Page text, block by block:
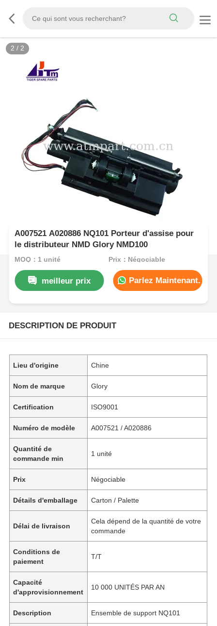
2 / 2
A007521 A020886 NQ101 Porteur d'assise pour
le distributeur NMD Glory NMD100
MOQ：1 unité Prix：Négociable
meilleur prix Parlez Maintenant.
DESCRIPTION DE PRODUIT
Lieu d'origine Chine
Nom de marque Glory
Certification ISO9001
Numéro de modèle A007521 / A020886
Quantité de
commande min
1 unité
Prix Négociable
Détails d'emballage Carton / Palette
Délai de livraison
Cela dépend de la quantité de votre
commande
Conditions de
paiement
T/T
Capacité
d'approvisionnement
10 000 UNITÉS PAR AN
Description Ensemble de support NQ101